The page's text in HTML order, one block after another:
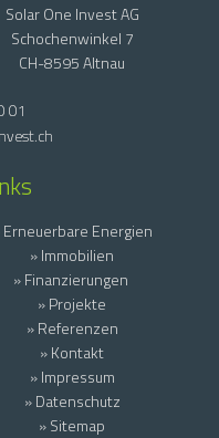
Solar One Invest AG
Schochenwinkel 7
CH-8595 Altnau
01
Erneuerbare Energien
» Immobilien
» Finanzierungen
» Projekte
» Referenzen
» Kontakt
» Impressum
» Datenschutz
» Sitemap